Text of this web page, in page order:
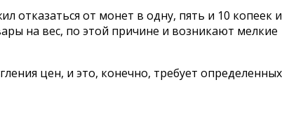
от монет в одну, пять и 10 копеек и
на вес, по этой причине и возникают мелкие
цен, и это, конечно, требует определенных